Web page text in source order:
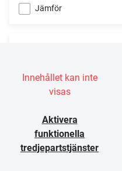
Jämför
Innehållet kan inte
visas
Aktivera
funktionella
tredjepartstjänster